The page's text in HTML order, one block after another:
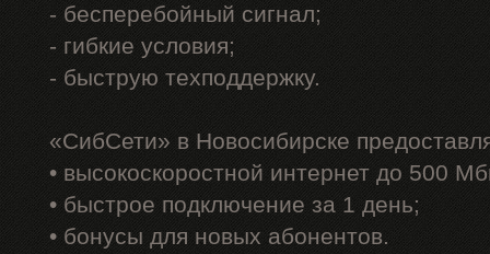
- бесперебойный сигнал;
- гибкие условия;
- быструю техподдержку.
«СибСети» в Новосибирске
• высокоскоростной интернет до 500
• быстрое подключение за 1 день;
• бонусы для новых абонентов.